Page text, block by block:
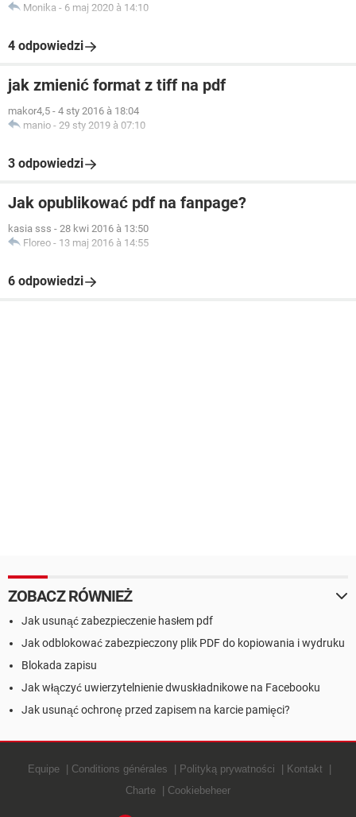
Monika - 6 maj 2020 à 14:10
4 odpowiedzi
jak zmienić format z tiff na pdf
makor4,5 - 4 sty 2016 à 18:04
manio - 29 sty 2019 à 07:10
3 odpowiedzi
Jak opublikować pdf na fanpage?
kasia sss - 28 kwi 2016 à 13:50
Floreo - 13 maj 2016 à 14:55
6 odpowiedzi
ZOBACZ RÓWNIEŻ
Jak usunąć zabezpieczenie hasłem pdf
Jak odblokować zabezpieczony plik PDF do kopiowania i wydruku
Blokada zapisu
Jak włączyć uwierzytelnienie dwuskładnikowe na Facebooku
Jak usunąć ochronę przed zapisem na karcie pamięci?
Equipe Conditions générales Polityką prywatności
Kontakt
Charte
Cookiebeheer